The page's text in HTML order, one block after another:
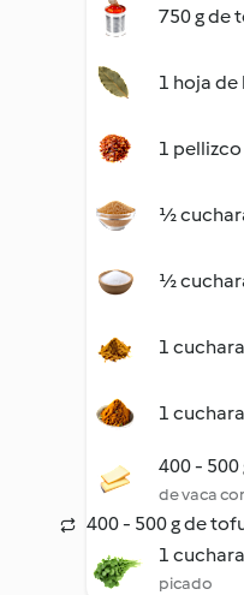
750 g de
1 hoja de
1
½
½
1
1
400 -
de vaca
400 - 500 g de
1
picado